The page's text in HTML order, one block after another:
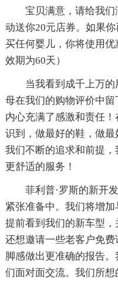
宝贝满意，请给我
动送你20元店券。如果
买任何婴儿，你将使用
效期为60天）
当我看到成千上万
母在我们的购物评价中
内心充满了感激和责任
识到，做最好的鞋，做
我们不断的追求和前提
更舒适的服务！
菲利普·罗斯的新开
紧张准备中。我们将增
提前看到我们的新车型
还想邀请一些老客户免
脚感做出更准确的报告
们面对面交流。我们所